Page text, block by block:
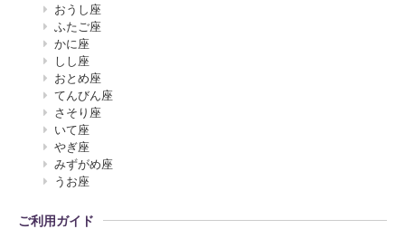
おうし座
ふたご座
かに座
しし座
おとめ座
てんびん座
さそり座
いて座
やぎ座
みずがめ座
うお座
ご利用ガイド